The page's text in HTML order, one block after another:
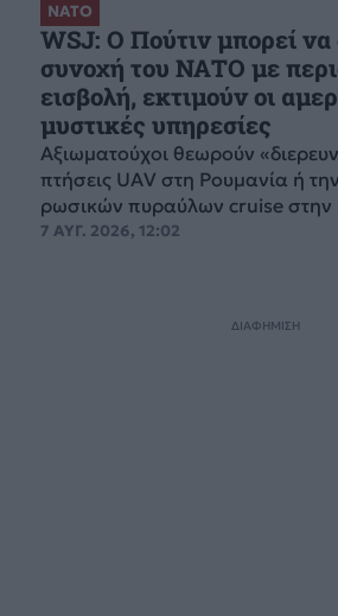
ΝΑΤΟ
WSJ: Ο Πούτιν μπορεί να
συνοχή του ΝΑΤΟ με
εισβολή, εκτιμούν οι
μυστικές υπηρεσίες
Αξιωματούχοι θεωρούν
πτήσεις UAV στη Ρουμανία ή
ρωσικών πυραύλων cruise στην
7 ΑΥΓ. 2026, 12:02
ΔΙΑΦΗΜΙΣΗ